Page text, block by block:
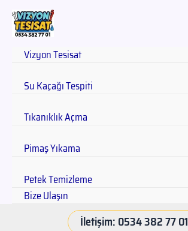
Vizyon Tesisat
Su Kaçağı Tespiti
Tıkanıklık Açma
Pimaş Yıkama
Petek Temizleme
Bize Ulaşın
İletişim: 0534 382 77 01